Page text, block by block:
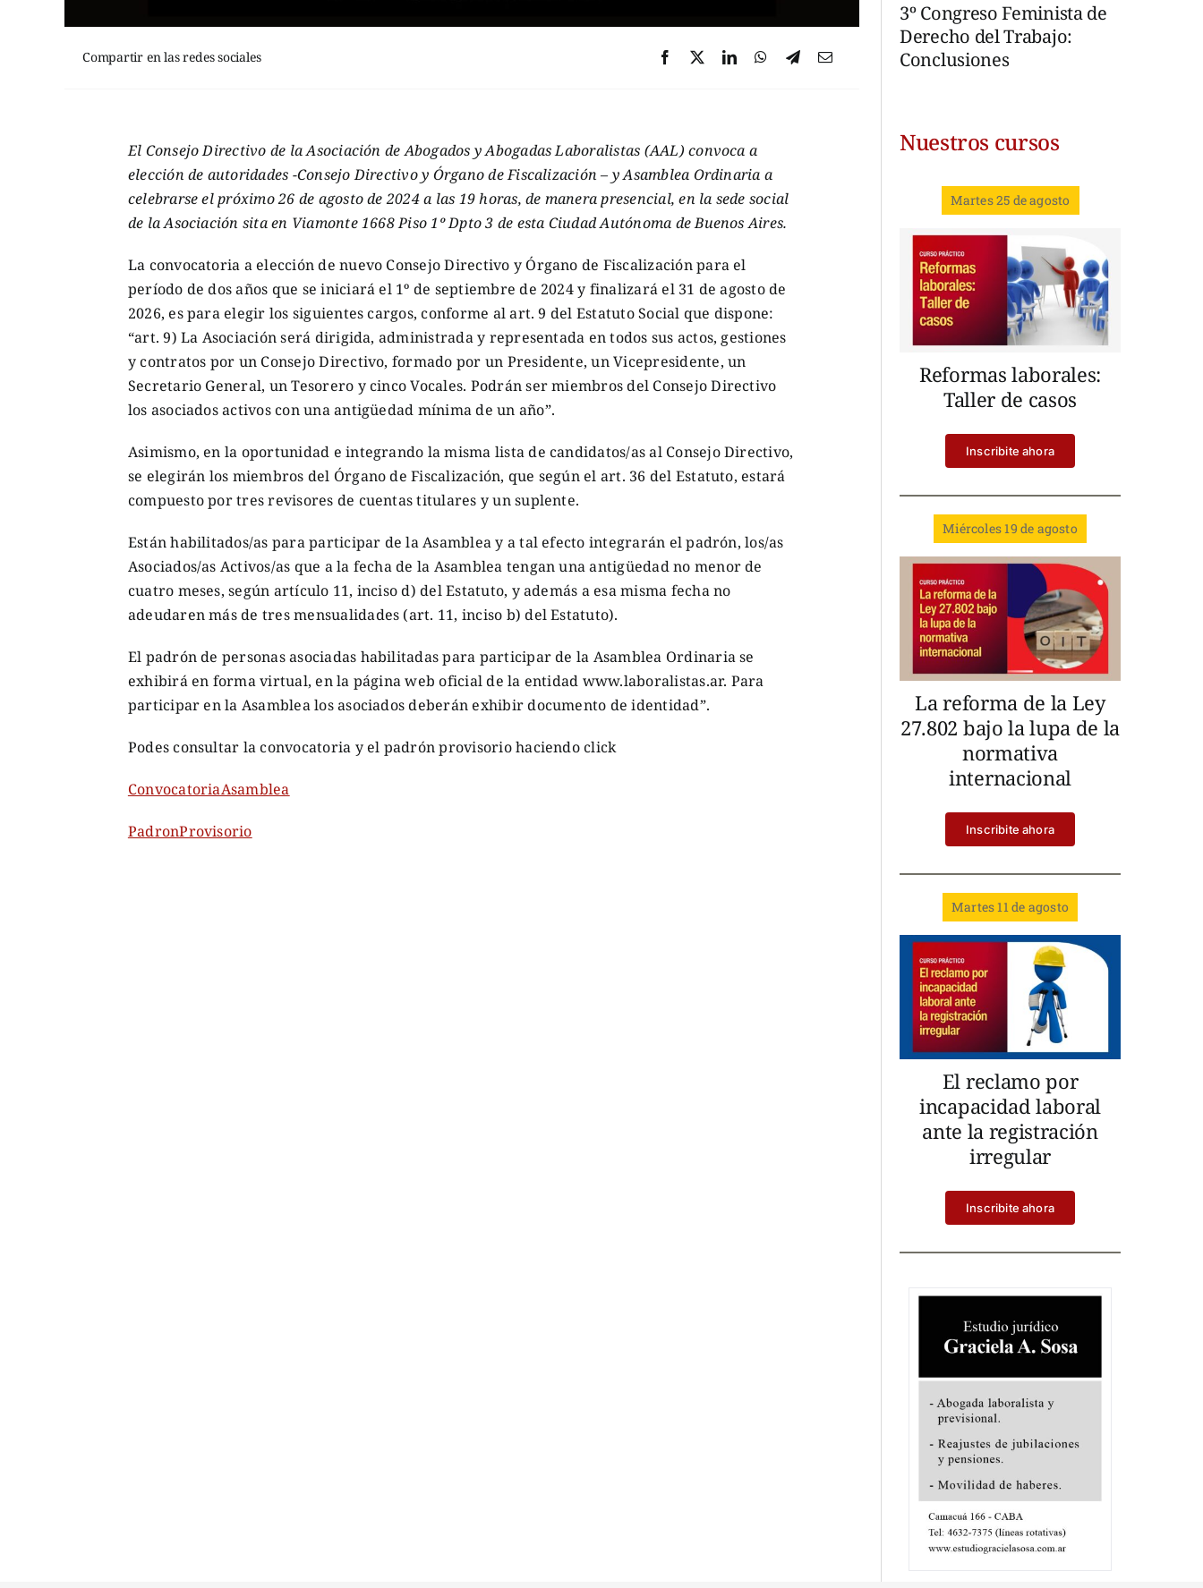
Compartir en las redes sociales
El Consejo Directivo de la Asociación de Abogados y Abogadas Laboralistas (AAL) convoca a
elección de autoridades -Consejo Directivo y Órgano de Fiscalización – y Asamblea Ordinaria a
celebrarse el próximo 26 de agosto de 2024 a las 19 horas, de manera presencial, en la sede social
de la Asociación sita en Viamonte 1668 Piso 1º Dpto 3 de esta Ciudad Autónoma de Buenos Aires.
La convocatoria a elección de nuevo Consejo Directivo y Órgano de Fiscalización para el
período de dos años que se iniciará el 1º de septiembre de 2024 y finalizará el 31 de agosto de
2026, es para elegir los siguientes cargos, conforme al art. 9 del Estatuto Social que dispone:
“art. 9) La Asociación será dirigida, administrada y representada en todos sus actos, gestiones
y contratos por un Consejo Directivo, formado por un Presidente, un Vicepresidente, un
Secretario General, un Tesorero y cinco Vocales. Podrán ser miembros del Consejo Directivo
los asociados activos con una antigüedad mínima de un año”.
Asimismo, en la oportunidad e integrando la misma lista de candidatos/as al Consejo Directivo,
se elegirán los miembros del Órgano de Fiscalización, que según el art. 36 del Estatuto, estará
compuesto por tres revisores de cuentas titulares y un suplente.
Están habilitados/as para participar de la Asamblea y a tal efecto integrarán el padrón, los/as
Asociados/as Activos/as que a la fecha de la Asamblea tengan una antigüedad no menor de
cuatro meses, según artículo 11, inciso d) del Estatuto, y además a esa misma fecha no
adeudaren más de tres mensualidades (art. 11, inciso b) del Estatuto).
El padrón de personas asociadas habilitadas para participar de la Asamblea Ordinaria se
exhibirá en forma virtual, en la página web oficial de la entidad www.laboralistas.ar. Para
participar en la Asamblea los asociados deberán exhibir documento de identidad”.
Podes consultar la convocatoria y el padrón provisorio haciendo click
ConvocatoriaAsamblea
PadronProvisorio
3º Congreso Feminista de
Derecho del Trabajo:
Conclusiones
Nuestros cursos
Martes 25 de agosto
Reformas laborales:
Taller de casos
Inscribite ahora
Miércoles 19 de agosto
La reforma de la Ley
27.802 bajo la lupa de la
normativa
internacional
Inscribite ahora
Martes 11 de agosto
El reclamo por
incapacidad laboral
ante la registración
irregular
Inscribite ahora